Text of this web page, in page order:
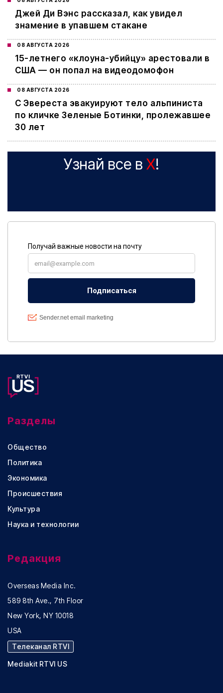
Джей Ди Вэнс рассказал, как увидел
знамение в упавшем стакане
08 АВГУСТА 2026
15-летнего «клоуна-убийцу» арестовали в
США — он попал на видеодомофон
08 АВГУСТА 2026
С Эвереста эвакуируют тело альпиниста
по кличке Зеленые Ботинки, пролежавшее
30 лет
Узнай все в X!
Разделы
Общество
Политика
Экономика
Происшествия
Культура
Наука и технологии
Редакция
Overseas Media Inc.
589 8th Ave., 7th Floor
New York, NY 10018
USA
Телеканал RTVI
Mediakit RTVI US